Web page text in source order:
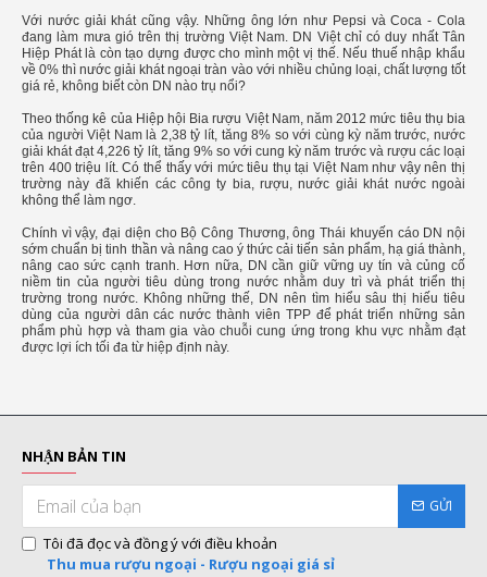
Với nước giải khát cũng vậy. Những ông lớn như Pepsi và Coca - Cola
đang làm mưa gió trên thị trường Việt Nam. DN Việt chỉ có duy nhất Tân
Hiệp Phát là còn tạo dựng được cho mình một vị thế. Nếu thuế nhập khẩu
về 0% thì nước giải khát ngoại tràn vào với nhiều chủng loại, chất lượng tốt
giá rẻ, không biết còn DN nào trụ nổi?
Theo thống kê của Hiệp hội Bia rượu Việt Nam, năm 2012 mức tiêu thụ bia
của người Việt Nam là 2,38 tỷ lít, tăng 8% so với cùng kỳ năm trước, nước
giải khát đạt 4,226 tỷ lít, tăng 9% so với cung kỳ năm trước và rượu các loại
trên 400 triệu lít. Có thể thấy với mức tiêu thụ tại Việt Nam như vậy nên thị
trường này đã khiến các công ty bia, rượu, nước giải khát nước ngoài
không thể làm ngơ.
Chính vì vậy, đại diện cho Bộ Công Thương, ông Thái khuyến cáo DN nội
sớm chuẩn bị tinh thần và nâng cao ý thức cải tiến sản phẩm, hạ giá thành,
nâng cao sức cạnh tranh. Hơn nữa, DN cần giữ vững uy tín và củng cố
niềm tin của người tiêu dùng trong nước nhằm duy trì và phát triển thị
trường trong nước. Không những thế, DN nên tìm hiểu sâu thị hiếu tiêu
dùng của người dân các nước thành viên TPP để phát triển những sản
phẩm phù hợp và tham gia vào chuỗi cung ứng trong khu vực nhằm đạt
được lợi ích tối đa từ hiệp định này.
NHẬN BẢN TIN
GỬI
Tôi đã đọc và đồng ý với điều khoản
Thu mua rượu ngoại - Rượu ngoại giá sỉ